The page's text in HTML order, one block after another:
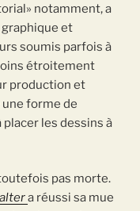
notamment, a
et
soumis parfois à
étroitement
production et
forme de
placer les dessins à
pas morte.
a réussi sa mue